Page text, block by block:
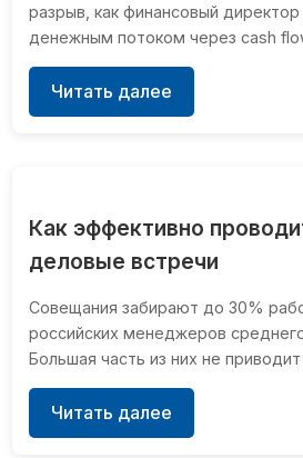
разрыв, как финансовый директор
денежным потоком через cash
Читать далее
Как эффективно
деловые встречи
Совещания забирают до 30%
российских менеджеров
Большая часть из них не
Читать далее